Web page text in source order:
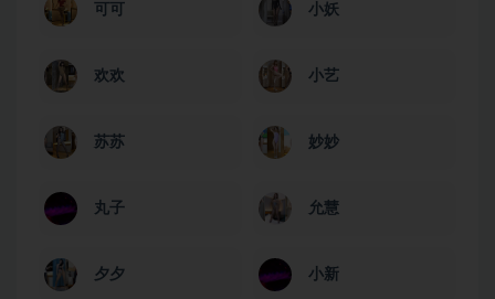
可可 小妖
欢欢 小艺
苏苏 妙妙
丸子 允慧
夕夕 小新